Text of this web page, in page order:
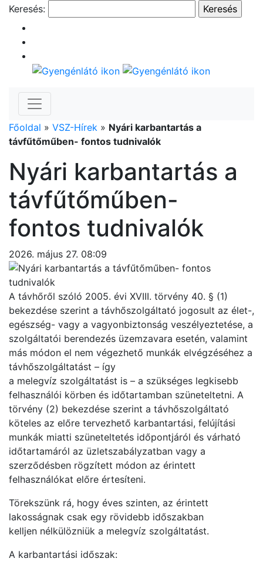
Keresés:
Főoldal » VSZ-Hírek » Nyári karbantartás a
távfűtőműben- fontos tudnivalók
Nyári karbantartás a
távfűtőműben-
fontos tudnivalók
2026. május 27. 08:09
A távhőről szóló 2005. évi XVIII. törvény 40. § (1)
bekezdése szerint a távhőszolgáltató jogosult az élet-,
egészség- vagy a vagyonbiztonság veszélyeztetése, a
szolgáltatói berendezés üzemzavara esetén, valamint
más módon el nem végezhető munkák elvégzéséhez a
távhőszolgáltatást – így
a melegvíz szolgáltatást is – a szükséges legkisebb
felhasználói körben és időtartamban szüneteltetni. A
törvény (2) bekezdése szerint a távhőszolgáltató
köteles az előre tervezhető karbantartási, felújítási
munkák miatti szüneteltetés időpontjáról és várható
időtartamáról az üzletszabályzatban vagy a
szerződésben rögzített módon az érintett
felhasználókat előre értesíteni.
Törekszünk rá, hogy éves szinten, az érintett
lakosságnak csak egy rövidebb időszakban
kelljen nélkülözniük a melegvíz szolgáltatást.
A karbantartási időszak: